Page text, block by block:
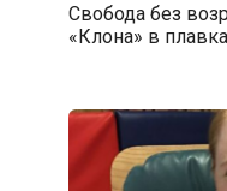
Свобода без
«Клона» в